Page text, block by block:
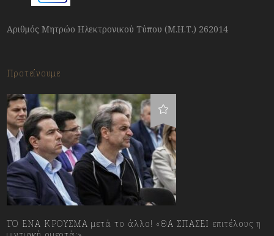
Αριθμός Μητρώο Ηλεκτρονικού Τύπου (Μ.Η.Τ.) 262014
Προτείνουμε
ΤΟ ΕΝΑ ΚΡΟΥΣΜΑ μετά το άλλο! «ΘΑ ΣΠΑΣΕΙ επιτέλους η